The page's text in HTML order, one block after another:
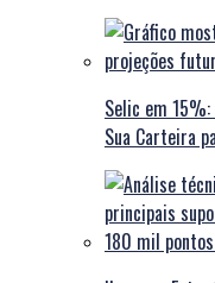
Selic em
Sua Carteira